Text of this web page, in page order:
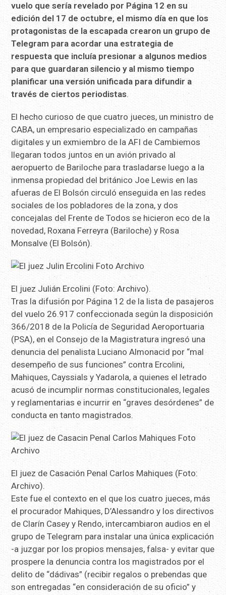
vuelo que sería revelado por Página 12 en su
edición del 17 de octubre, el mismo día en que los
protagonistas de la escapada crearon un grupo de
Telegram para acordar una estrategia de
respuesta que incluía presionar a algunos medios
para que guardaran silencio y al mismo tiempo
planificar una versión unificada para difundir a
través de ciertos periodistas.
El hecho curioso de que cuatro jueces, un ministro de
CABA, un empresario especializado en campañas
digitales y un exmiembro de la AFI de Cambiemos
llegaran todos juntos en un avión privado al
aeropuerto de Bariloche para trasladarse luego a la
inmensa propiedad del británico Joe Lewis en las
afueras de El Bolsón circuló enseguida en las redes
sociales de los pobladores de la zona, y dos
concejalas del Frente de Todos se hicieron eco de la
novedad, Roxana Ferreyra (Bariloche) y Rosa
Monsalve (El Bolsón).
El juez Julián Ercolini (Foto: Archivo).
Tras la difusión por Página 12 de la lista de pasajeros
del vuelo 26.917 confeccionada según la disposición
366/2018 de la Policía de Seguridad Aeroportuaria
(PSA), en el Consejo de la Magistratura ingresó una
denuncia del penalista Luciano Almonacid por “mal
desempeño de sus funciones” contra Ercolini,
Mahiques, Cayssials y Yadarola, a quienes el letrado
acusó de incumplir normas constitucionales, legales
y reglamentarias e incurrir en “graves desórdenes” de
conducta en tanto magistrados.
El juez de Casación Penal Carlos Mahiques (Foto:
Archivo).
Este fue el contexto en el que los cuatro jueces, más
el procurador Mahiques, D’Alessandro y los directivos
de Clarín Casey y Rendo, intercambiaron audios en el
grupo de Telegram para instalar una única explicación
-a juzgar por los propios mensajes, falsa- y evitar que
prospere la denuncia contra los magistrados por el
delito de “dádivas” (recibir regalos o prebendas que
son entregadas “en consideración de su oficio” y